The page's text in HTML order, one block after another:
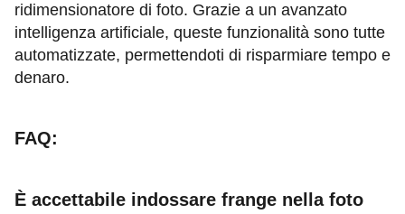
ridimensionatore di foto. Grazie a un avanzato
intelligenza artificiale, queste funzionalità sono tutte
automatizzate, permettendoti di risparmiare tempo e
denaro.
FAQ:
È accettabile indossare frange nella foto